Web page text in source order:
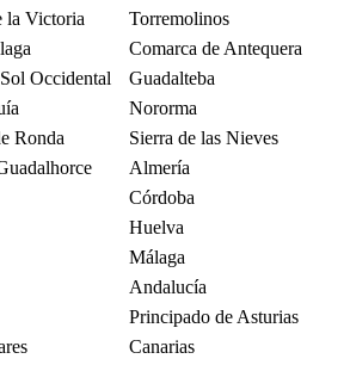
la Victoria
Torremolinos
Comarca de Antequera
Occidental
Guadalteba
Nororma
Ronda
Sierra de las Nieves
Almería
Córdoba
Huelva
Málaga
Andalucía
Principado de Asturias
Canarias